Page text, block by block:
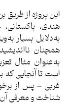
این پروژه از
هندی،
به‌دلایل بسیار
همچنان
به‌عنوان مثال
است تا آنجایی که
غربی – پس از
شناخت و معرفی